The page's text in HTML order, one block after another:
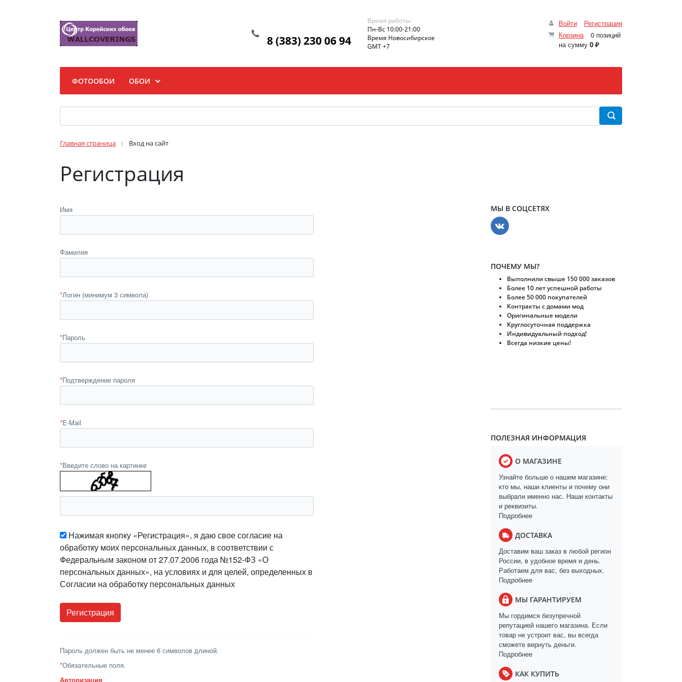
Войти
Регистрация
Корзина
0 позиций
на сумму 0 ₽
8 (383) 230 06 94
Время работы:
Пн-Вс 10:00-21:00
Время Новосибирское
GMT +7
ФОТООБОИ ОБОИ
Главная страница Вход на сайт
Регистрация
Имя
Фамилия
*Логин (минимум 3 символа)
*Пароль
*Подтверждение пароля
*E-Mail
*Введите слово на картинке
Нажимая кнопку «Регистрация», я даю свое согласие на
обработку моих персональных данных, в соответствии с
Федеральным законом от 27.07.2006 года №152-ФЗ «О
персональных данных», на условиях и для целей, определенных в
Согласии на обработку персональных данных
Пароль должен быть не менее 6 символов длиной.
*Обязательные поля.
Авторизация
МЫ В СОЦСЕТЯХ
ПОЧЕМУ МЫ?
Выполнили свыше 150 000 заказов
Более 10 лет успешной работы
Более 50 000 покупателей
Контракты с домами мод
Оригинальные модели
Круглосуточная поддержка
Индивидуальный подход!
Всегда низкие цены!
ПОЛЕЗНАЯ ИНФОРМАЦИЯ
О МАГАЗИНЕ
Узнайте больше о нашем магазине:
кто мы, наши клиенты и почему они
выбрали именно нас. Наши контакты
и реквизиты.
Подробнее
ДОСТАВКА
Доставим ваш заказ в любой регион
России, в удобное время и день.
Работаем для вас, без выходных.
Подробнее
МЫ ГАРАНТИРУЕМ
Мы гордимся безупречной
репутацией нашего магазина. Если
товар не устроит вас, вы всегда
сможете вернуть деньги.
Подробнее
КАК КУПИТЬ